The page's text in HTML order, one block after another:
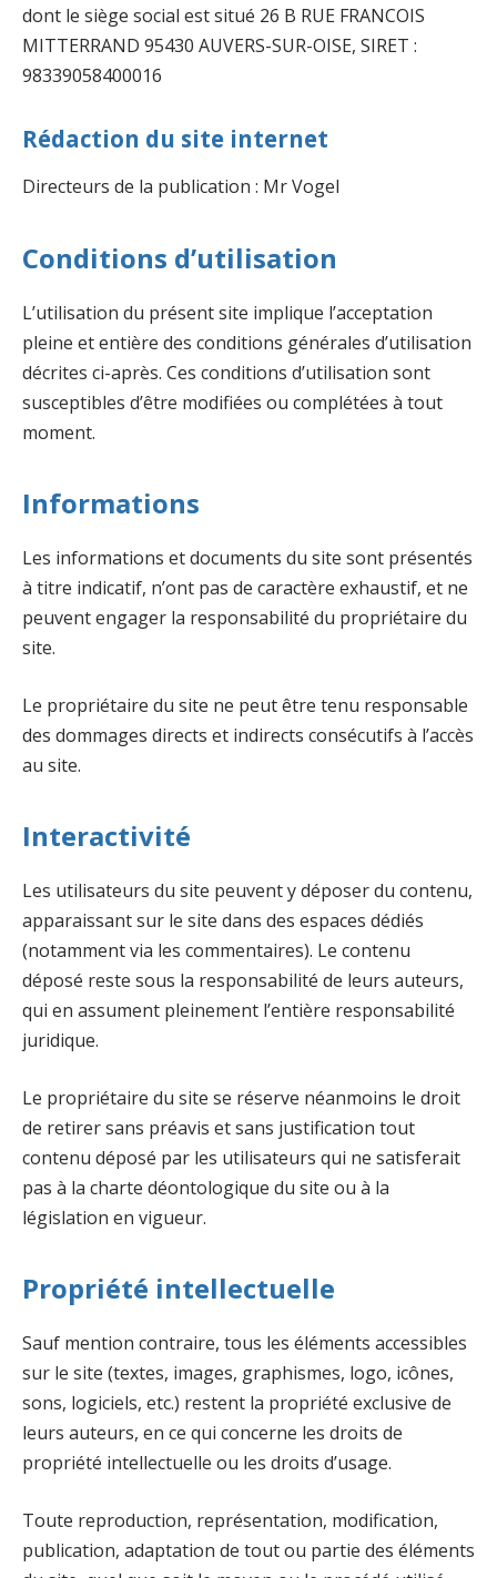
dont le siège social est situé 26 B RUE FRANCOIS
MITTERRAND 95430 AUVERS-SUR-OISE, SIRET :
98339058400016
Rédaction du site internet
Directeurs de la publication : Mr Vogel
Conditions d’utilisation
L’utilisation du présent site implique l’acceptation
pleine et entière des conditions générales d’utilisation
décrites ci-après. Ces conditions d’utilisation sont
susceptibles d’être modifiées ou complétées à tout
moment.
Informations
Les informations et documents du site sont présentés
à titre indicatif, n’ont pas de caractère exhaustif, et ne
peuvent engager la responsabilité du propriétaire du
site.
Le propriétaire du site ne peut être tenu responsable
des dommages directs et indirects consécutifs à l’accès
au site.
Interactivité
Les utilisateurs du site peuvent y déposer du contenu,
apparaissant sur le site dans des espaces dédiés
(notamment via les commentaires). Le contenu
déposé reste sous la responsabilité de leurs auteurs,
qui en assument pleinement l’entière responsabilité
juridique.
Le propriétaire du site se réserve néanmoins le droit
de retirer sans préavis et sans justification tout
contenu déposé par les utilisateurs qui ne satisferait
pas à la charte déontologique du site ou à la
législation en vigueur.
Propriété intellectuelle
Sauf mention contraire, tous les éléments accessibles
sur le site (textes, images, graphismes, logo, icônes,
sons, logiciels, etc.) restent la propriété exclusive de
leurs auteurs, en ce qui concerne les droits de
propriété intellectuelle ou les droits d’usage.
Toute reproduction, représentation, modification,
publication, adaptation de tout ou partie des éléments